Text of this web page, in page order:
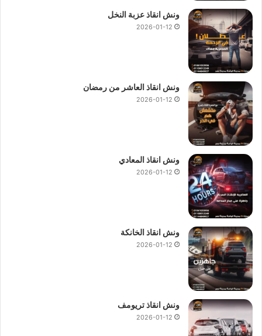
ونش انقاذ عزبة النخل
2026-01-12
ونش انقاذ العاشر من رمضان
2026-01-12
ونش انقاذ المعادي
2026-01-12
ونش انقاذ الخانكة
2026-01-12
ونش انقاذ تريومف
2026-01-12